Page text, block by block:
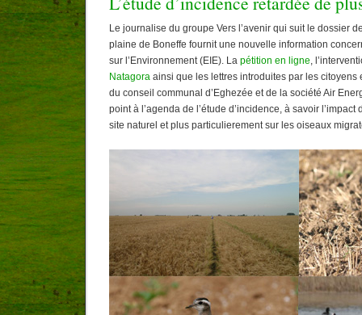
Le journalise du groupe Vers l’avenir qui suit le dossier
plaine de Boneffe fournit une nouvelle information
sur l’Environnement (EIE). La pétition en ligne ,
Natagora ainsi que les lettres introduites par les citoyens
du conseil communal d’Eghezée et de la société Air
point à l’agenda de l’étude d’incidence, à savoir l’impact
site naturel et plus particulierement sur les oiseaux